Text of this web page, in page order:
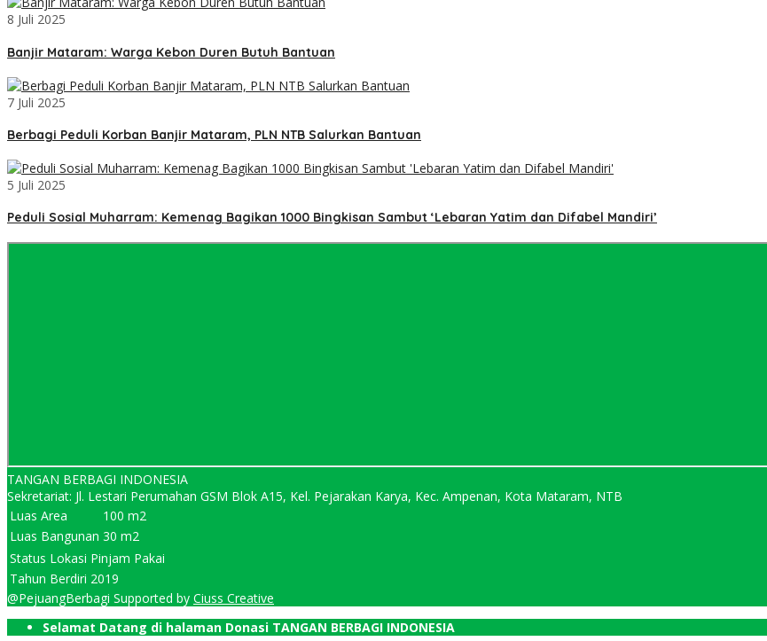
8 Juli 2025
Banjir Mataram: Warga Kebon Duren Butuh Bantuan
7 Juli 2025
Berbagi Peduli Korban Banjir Mataram, PLN NTB Salurkan Bantuan
5 Juli 2025
Peduli Sosial Muharram: Kemenag Bagikan 1000 Bingkisan Sambut ‘Lebaran Yatim dan Difabel Mandiri’
TANGAN BERBAGI INDONESIA
Sekretariat: Jl. Lestari Perumahan GSM Blok A15, Kel. Pejarakan Karya, Kec. Ampenan, Kota Mataram, NTB
Luas Area
100 m2
Luas Bangunan 30 m2
Status Lokasi Pinjam Pakai
Tahun Berdiri 2019
@PejuangBerbagi Supported by Ciuss Creative
Selamat Datang di halaman Donasi TANGAN BERBAGI INDONESIA